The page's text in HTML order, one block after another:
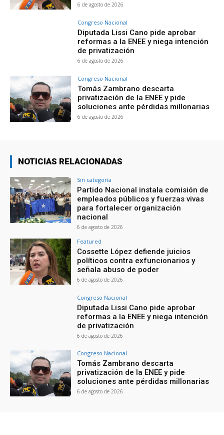
6 de agosto de 2026
Congreso Nacional
Diputada Lissi Cano pide aprobar
reformas a la ENEE y niega intención
de privatización
6 de agosto de 2026
Congreso Nacional
Tomás Zambrano descarta
privatización de la ENEE y pide
soluciones ante pérdidas millonarias
6 de agosto de 2026
NOTICIAS RELACIONADAS
Sin categoría
Partido Nacional instala comisión de
empleados públicos y fuerzas vivas
para fortalecer organización
nacional
6 de agosto de 2026
Featured
Cossette López defiende juicios
políticos contra exfuncionarios y
señala abuso de poder
6 de agosto de 2026
Congreso Nacional
Diputada Lissi Cano pide aprobar
reformas a la ENEE y niega intención
de privatización
6 de agosto de 2026
Congreso Nacional
Tomás Zambrano descarta
privatización de la ENEE y pide
soluciones ante pérdidas millonarias
6 de agosto de 2026